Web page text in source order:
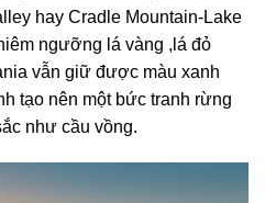
hay Cradle Mountain-Lake
ngưỡng lá vàng ,lá đỏ
vẫn giữ được màu xanh
tạo nên một bức tranh rừng
như cầu vồng.